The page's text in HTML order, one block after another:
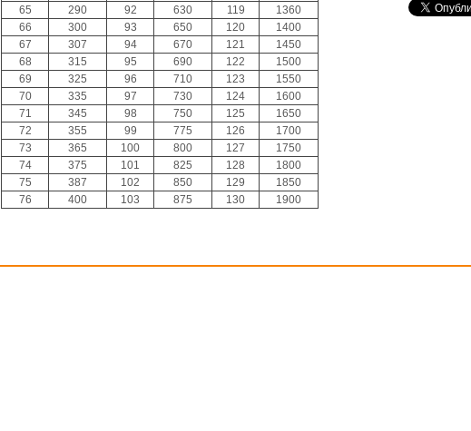
65
290 92 630 119
1360
66
300 93 650 120
1400
67
307 94 670 121
1450
68
315 95 690 122
1500
69
325 96 710 123
1550
70
335 97 730 124
1600
71
345 98 750 125
1650
72
355 99 775 126
1700
73
365 100 800 127
1750
74
375 101 825 128
1800
75
387 102 850 129
1850
76
400 103 875 130 1900